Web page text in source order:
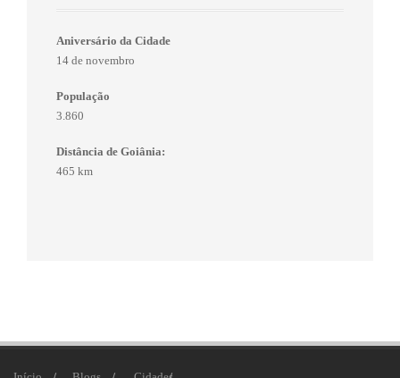
Aniversário da Cidade
14 de novembro
População
3.860
Distância de Goiânia:
465 km